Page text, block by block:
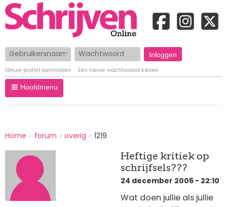
Gebruikersnaam Wachtwoord
Nieuw profiel aanmaken Een nieuw wachtwoord kiezen
Hoofdmenu
BREADCRUMBS
You
here:
Home forum overig 1219
Heftige kritiek op
schrijfsels???
24 december 2006 - 22:10
Wat doen jullie als jullie